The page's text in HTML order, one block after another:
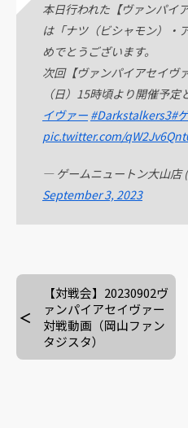
本日行われた【ヴァンパイ
は「ナツ（ビシャモン）・
めでとうございます。
次回【ヴァンパイアセイヴ
（日）15時頃より開催予定
イヴァー #Darkstalkers3#
pic.twitter.com/
— ゲームニュートン大山
September 3, 2023
【対戦会】20230902ヴ
ァンパイアセイヴァー
対戦動画（岡山ファン
タジスタ）